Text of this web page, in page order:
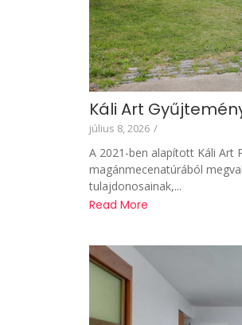
Káli Art
július 8, 2026 /
A 2021-ben alapított Káli Art
magánmecenatúrából
tulajdonosainak,...
Read More